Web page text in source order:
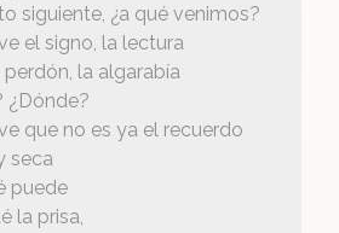
siguiente, ¿a qué venimos?
el signo, la lectura
la algarabía
¿Dónde?
que no es ya el recuerdo
seca
puede
la prisa,